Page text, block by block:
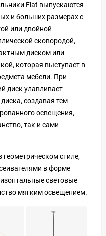
Flat выпускаются
и больших размерах с
или двойной
сковородой,
диском или
которая выступает в
мебели. При
диск улавливает
создавая тем
освещения,
так и сами
стиле,
в форме
световые
мягким освещением.